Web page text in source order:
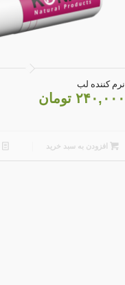
5.00
نرم کننده لب
۲۴۰,۰۰۰ تومان
افزودن به سبد خرید